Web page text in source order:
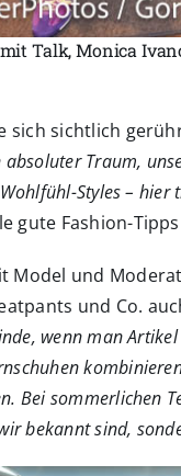
Talk, Monica
sich sichtlich
absoluter Traum,
Styles –
gute Fashion-
Model und
und Co.
wenn man
Bei sommerlichen
bekannt sind,